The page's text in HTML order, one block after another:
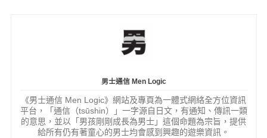
男士通信 Men Logic
《男士通信 Men Logic》網站及專頁為一體式網絡全方位資訊
平台，「通信（tsūshin）」一字源自日文，有通知、傳訊一類
的意思，並以「男孩剛剛成長為男士」這個命題為宗旨，提供
給所有仍有著童心的男士均會感到興趣的遊樂資訊。